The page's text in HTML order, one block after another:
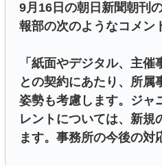
9月16日の朝日新聞朝刊
報部の次のようなコメン
「紙面やデジタル、主
との契約にあたり、所属
姿勢も考慮します。ジャ
レントについては、新規
ます。事務所の今後の対